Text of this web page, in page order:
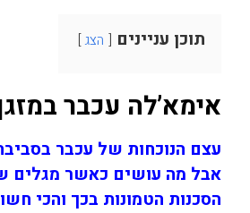
תוכן עניינים הצג
אימא’לה עכבר
עצם הנוכחות של עכבר
אבל מה עושים כאשר מגלים
הסכנות הטמונות בכך והכי